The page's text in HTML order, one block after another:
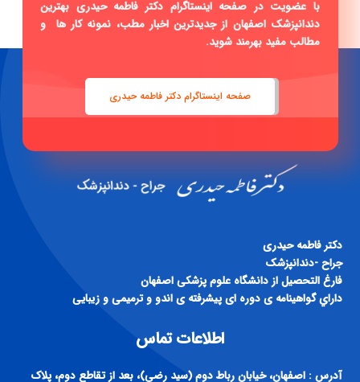
صفحه اینستاگرام دکتر فاطمه حیدری
دكتر فاطمه حيدری
داراي گواهينامه ی دوره ای پيشرفته ی اندو و ترميمی و زيبايی
اطلاعات تماس
تلفن : 03134404756 – 09138299023